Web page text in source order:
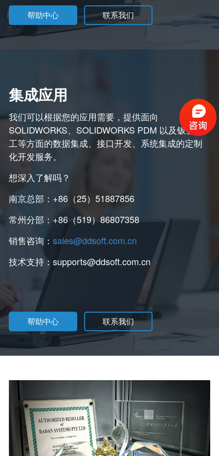
帮助中心 联系我们
集成应用
我们可以根据您的应用需要，提供面向
SOLIDWORKS、SOLIDWORKS PDM 以及钣金加
工等方面的数据集成、接口开发、系统集成的定制
化开发服务。
想深入了解吗？
南京总部：+86（25）51887856
常州分部：+86（519）86807358
销售咨询： sales@ddsoft.com.cn
技术支持：supports@ddsoft.com.cn
帮助中心 联系我们